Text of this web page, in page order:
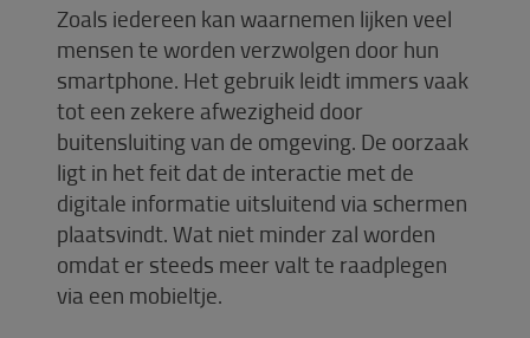
Zoals iedereen kan waarnemen lijken veel
mensen te worden verzwolgen door hun
smartphone. Het gebruik leidt immers vaak
tot een zekere afwezigheid door
buitensluiting van de omgeving. De oorzaak
ligt in het feit dat de interactie met de
digitale informatie uitsluitend via schermen
plaatsvindt. Wat niet minder zal worden
omdat er steeds meer valt te raadplegen
via een mobieltje.